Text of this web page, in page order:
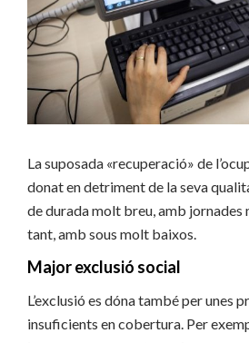
La suposada «recuperació» de
donat en detriment de la seva
de durada molt breu, amb jornades
tant, amb sous molt baixos.
Major exclusió social
L’exclusió es dóna també per unes
insuficients en cobertura. Per